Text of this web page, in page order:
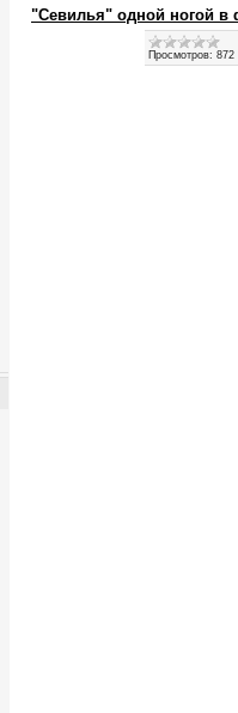
"Севилья" одной ногой в
Просмотров: 872